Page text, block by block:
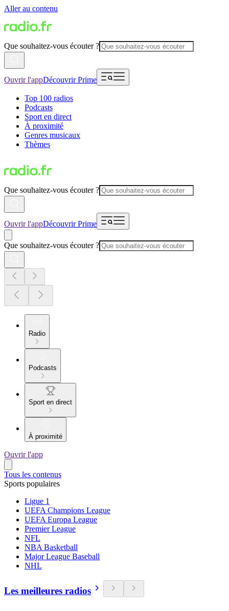
Aller au contenu
Que souhaitez-vous écouter ?
Ouvrir l'appDécouvrir Prime
Top 100 radios
Podcasts
Sport en direct
À proximité
Genres musicaux
Thèmes
Que souhaitez-vous écouter ?
Ouvrir l'appDécouvrir Prime
Que souhaitez-vous écouter ?
Radio
Podcasts
Sport en direct
À proximité
Ouvrir l'app
Tous les contenus
Sports populaires
Ligue 1
UEFA Champions League
UEFA Europa League
Premier League
NFL
NBA Basketball
Major League Baseball
NHL
Les meilleures radios